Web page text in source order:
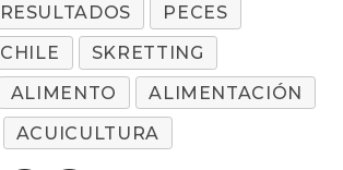
RESULTADOS
PECES
CHILE
SKRETTING
ALIMENTO
ALIMENTACIÓN
ACUICULTURA